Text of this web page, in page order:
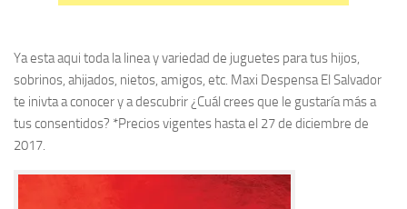
Ya esta aqui toda la linea y variedad de juguetes para tus hijos,
sobrinos, ahijados, nietos, amigos, etc. Maxi Despensa El Salvador
te inivta a conocer y a descubrir ¿Cuál crees que le gustaría más a
tus consentidos? *Precios vigentes hasta el 27 de diciembre de
2017.